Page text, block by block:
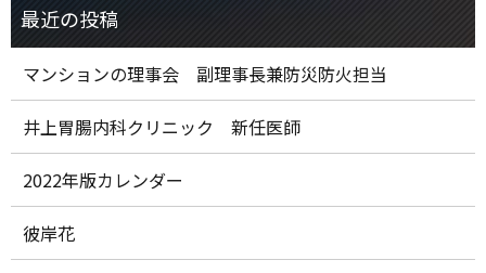
マンションの理事会 副理事長兼防災防火担当
井上胃腸内科クリニック 新任医師
2022年版カレンダー
彼岸花